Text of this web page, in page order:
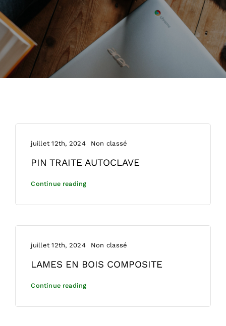
juillet 12th, 2024 Non classé
PIN TRAITE AUTOCLAVE
Continue reading
juillet 12th, 2024 Non classé
LAMES EN BOIS COMPOSITE
Continue reading